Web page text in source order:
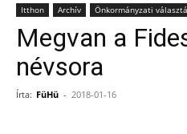
Itthon Archív Önkormányzati
Megvan a
névsora
Írta: FüHü - 2018-01-16